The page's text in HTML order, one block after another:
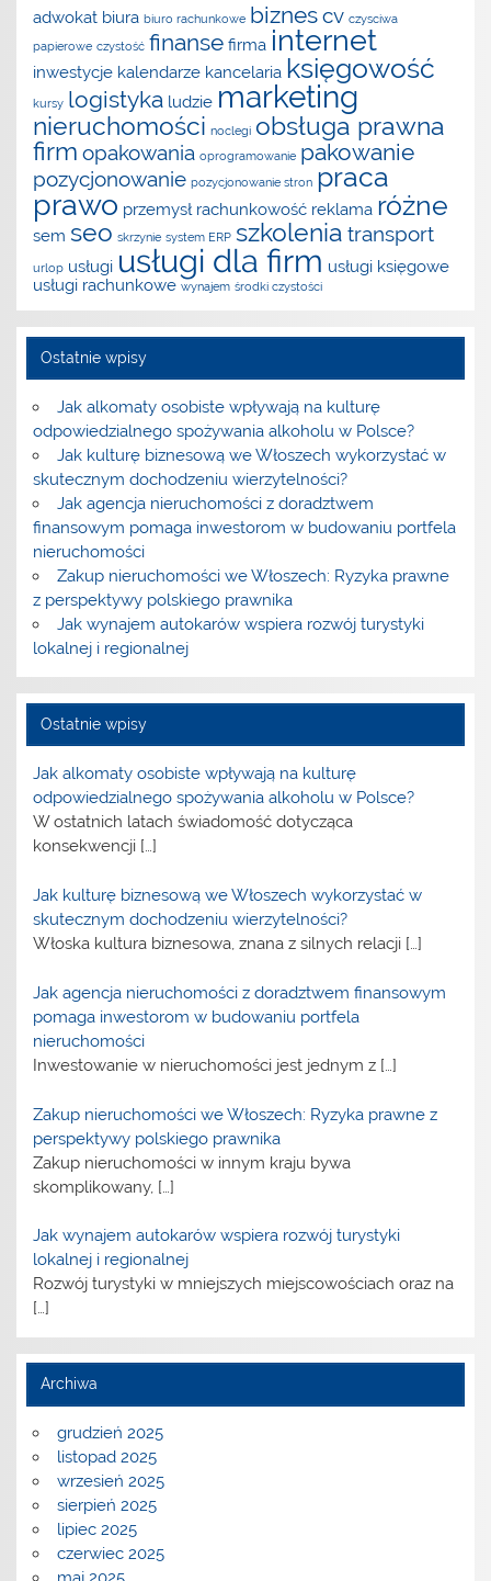
adwokat biura biuro rachunkowe biznescv czysciwa
papierowe czystość finanse firma internet
inwestycje kalendarze kancelaria księgowość
kursy logistyka ludzie marketing
nieruchomości noclegi obsługa prawna
firm opakowania oprogramowanie pakowanie
pozycjonowanie pozycjonowanie stron praca
prawo przemysł rachunkowość reklama różne
sem seo skrzynie system ERP szkolenia transport
urlop usługi usługi dla firm usługi księgowe
usługi rachunkowe wynajem środki czystości
Ostatnie wpisy
Jak alkomaty osobiste wpływają na kulturę
odpowiedzialnego spożywania alkoholu w Polsce?
Jak kulturę biznesową we Włoszech wykorzystać w
skutecznym dochodzeniu wierzytelności?
Jak agencja nieruchomości z doradztwem
finansowym pomaga inwestorom w budowaniu portfela
nieruchomości
Zakup nieruchomości we Włoszech: Ryzyka prawne
z perspektywy polskiego prawnika
Jak wynajem autokarów wspiera rozwój turystyki
lokalnej i regionalnej
Ostatnie wpisy
Jak alkomaty osobiste wpływają na kulturę
odpowiedzialnego spożywania alkoholu w Polsce?
W ostatnich latach świadomość dotycząca
konsekwencji […]
Jak kulturę biznesową we Włoszech wykorzystać w
skutecznym dochodzeniu wierzytelności?
Włoska kultura biznesowa, znana z silnych relacji […]
Jak agencja nieruchomości z doradztwem finansowym
pomaga inwestorom w budowaniu portfela
nieruchomości
Inwestowanie w nieruchomości jest jednym z […]
Zakup nieruchomości we Włoszech: Ryzyka prawne z
perspektywy polskiego prawnika
Zakup nieruchomości w innym kraju bywa
skomplikowany, […]
Jak wynajem autokarów wspiera rozwój turystyki
lokalnej i regionalnej
Rozwój turystyki w mniejszych miejscowościach oraz na
[…]
Archiwa
grudzień 2025
listopad 2025
wrzesień 2025
sierpień 2025
lipiec 2025
czerwiec 2025